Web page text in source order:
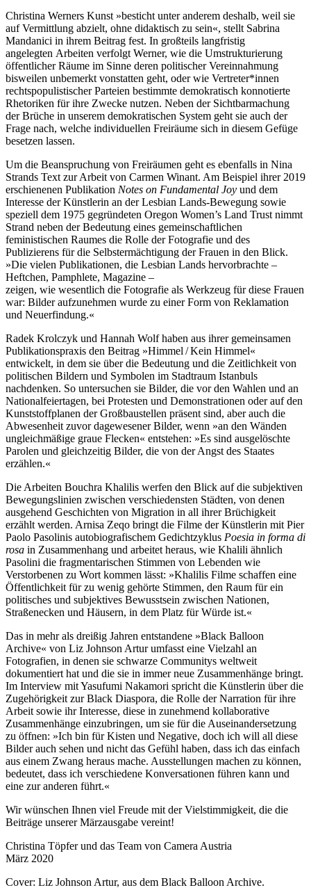
Christina Werners Kunst »besticht unter anderem deshalb, weil sie
auf Vermittlung abzielt, ohne didaktisch zu sein«, stellt Sabrina
Mandanici in ihrem Beitrag fest. In großteils langfristig
angelegten Arbeiten verfolgt Werner, wie die Umstrukturierung
öffentlicher Räume im Sinne deren politischer Vereinnahmung
bisweilen unbemerkt vonstatten geht, oder wie Vertreter*innen
rechtspopulistischer Parteien bestimmte demokratisch konnotierte
Rhetoriken für ihre Zwecke nutzen. Neben der Sichtbarmachung
der Brüche in unserem demokratischen System geht sie auch der
Frage nach, welche individuellen Freiräume sich in diesem Gefüge
besetzen lassen.
Um die Beanspruchung von Freiräumen geht es ebenfalls in Nina
Strands Text zur Arbeit von Carmen Winant. Am Beispiel ihrer 2019
erschienenen Publikation Notes on Fundamental Joy und dem
Interesse der Künstlerin an der Lesbian Lands-Bewegung sowie
speziell dem 1975 gegründeten Oregon Women’s Land Trust nimmt
Strand neben der Bedeutung eines gemeinschaftlichen
feministischen Raumes die Rolle der Fotografie und des
Publizierens für die Selbstermächtigung der Frauen in den Blick.
»Die vielen Publikationen, die Lesbian Lands hervorbrachte –
Heftchen, Pamphlete, Magazine –
zeigen, wie wesentlich die Fotografie als Werkzeug für diese Frauen
war: Bilder aufzunehmen wurde zu einer Form von Reklamation
und Neuerfindung.«
Radek Krolczyk und Hannah Wolf haben aus ihrer gemeinsamen
Publikationspraxis den Beitrag »Himmel / Kein Himmel«
entwickelt, in dem sie über die Bedeutung und die Zeitlichkeit von
politischen Bildern und Symbolen im Stadtraum Istanbuls
nachdenken. So untersuchen sie Bilder, die vor den Wahlen und an
Nationalfeiertagen, bei Protesten und Demonstrationen oder auf den
Kunststoffplanen der Großbaustellen präsent sind, aber auch die
Abwesenheit zuvor dagewesener Bilder, wenn »an den Wänden
ungleichmäßige graue Flecken« entstehen: »Es sind ausgelöschte
Parolen und gleichzeitig Bilder, die von der Angst des Staates
erzählen.«
Die Arbeiten Bouchra Khalilis werfen den Blick auf die subjektiven
Bewegungslinien zwischen verschiedensten Städten, von denen
ausgehend Geschichten von Migration in all ihrer Brüchigkeit
erzählt werden. Arnisa Zeqo bringt die Filme der Künstlerin mit Pier
Paolo Pasolinis autobiografischem Gedichtzyklus Poesia in forma di
rosa in Zusammenhang und arbeitet heraus, wie Khalili ähnlich
Pasolini die fragmentarischen Stimmen von Lebenden wie
Verstorbenen zu Wort kommen lässt: »Khalilis Filme schaffen eine
Öffentlichkeit für zu wenig gehörte Stimmen, den Raum für ein
politisches und subjektives Bewusstsein zwischen Nationen,
Straßenecken und Häusern, in dem Platz für Würde ist.«
Das in mehr als dreißig Jahren entstandene »Black Balloon
Archive« von Liz Johnson Artur umfasst eine Vielzahl an
Fotografien, in denen sie schwarze Communitys weltweit
dokumentiert hat und die sie in immer neue Zusammenhänge bringt.
Im Interview mit Yasufumi Nakamori spricht die Künstlerin über die
Zugehörigkeit zur Black Diaspora, die Rolle der Narration für ihre
Arbeit sowie ihr Interesse, diese in zunehmend kollaborative
Zusammenhänge einzubringen, um sie für die Auseinandersetzung
zu öffnen: »Ich bin für Kisten und Negative, doch ich will all diese
Bilder auch sehen und nicht das Gefühl haben, dass ich das einfach
aus einem Zwang heraus mache. Ausstellungen machen zu können,
bedeutet, dass ich verschiedene Konversationen führen kann und
eine zur anderen führt.«
Wir wünschen Ihnen viel Freude mit der Vielstimmigkeit, die die
Beiträge unserer Märzausgabe vereint!
Christina Töpfer und das Team von Camera Austria
März 2020
Cover: Liz Johnson Artur, aus dem Black Balloon Archive.